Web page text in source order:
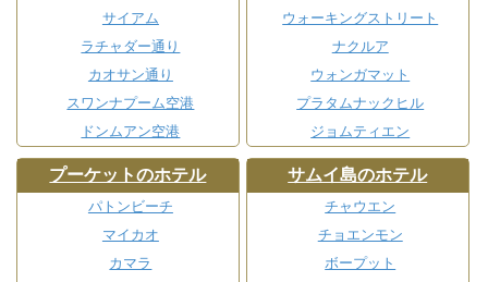
サイアム
ラチャダー通り
カオサン通り
スワンナプーム空港
ドンムアン空港
ウォーキングストリート
ナクルア
ウォンガマット
プラタムナックヒル
ジョムティエン
プーケットのホテル
パトンビーチ
マイカオ
カマラ
サムイ島のホテル
チャウエン
チョエンモン
ボープット